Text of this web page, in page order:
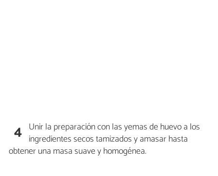
4 Unir la preparación con las yemas de huevo a los
ingredientes secos tamizados y amasar hasta
obtener una masa suave y homogénea.